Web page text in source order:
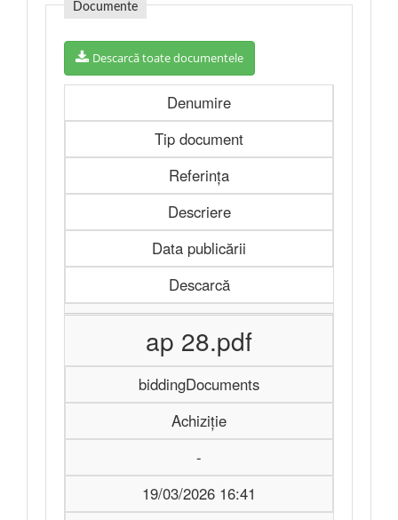
Documente
Descarcă toate documentele
Denumire
Tip document
Referința
Descriere
Data publicării
Descarcă
ap 28.pdf
biddingDocuments
Achiziție
-
19/03/2026 16:41